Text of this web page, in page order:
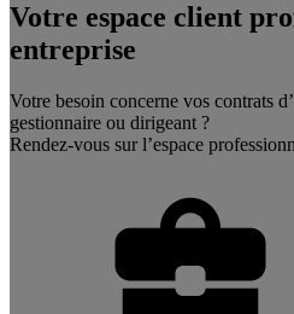
Votre espace client
entreprise
Votre besoin concerne vos contrats
gestionnaire ou dirigeant ?
Rendez-vous sur l’espace